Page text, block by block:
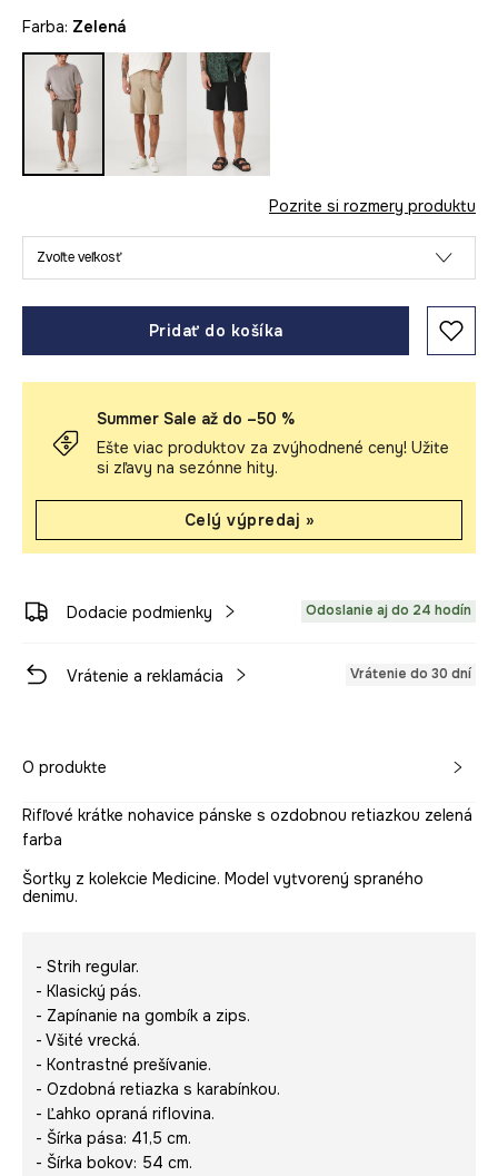
Farba: zelená
Pozrite si rozmery produktu
Zvoľte veľkosť
Pridať do košíka
Summer Sale až do –50 %
Ešte viac produktov za zvýhodnené ceny! Užite
si zľavy na sezónne hity.
Celý výpredaj »
Dodacie podmienky Odoslanie aj do 24 hodín
Vrátenie a reklamácia Vrátenie do 30 dní
O produkte
Rifľové krátke nohavice pánske s ozdobnou retiazkou zelená
farba
Šortky z kolekcie Medicine. Model vytvorený spraného
denimu.
- Strih regular.
- Klasický pás.
- Zapínanie na gombík a zips.
- Všité vrecká.
- Kontrastné prešívanie.
- Ozdobná retiazka s karabínkou.
- Ľahko opraná riflovina.
- Šírka pása: 41,5 cm.
- Šírka bokov: 54 cm.